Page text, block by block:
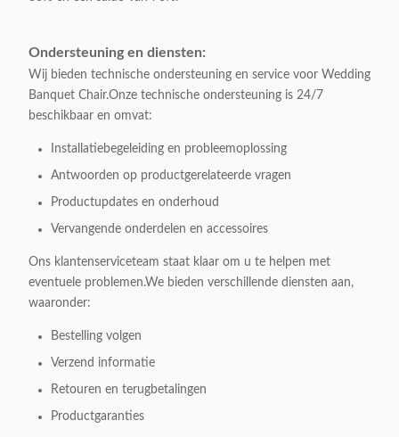
Ondersteuning en diensten:
Wij bieden technische ondersteuning en service voor Wedding
Banquet Chair.Onze technische ondersteuning is 24/7
beschikbaar en omvat:
Installatiebegeleiding en probleemoplossing
Antwoorden op productgerelateerde vragen
Productupdates en onderhoud
Vervangende onderdelen en accessoires
Ons klantenserviceteam staat klaar om u te helpen met
eventuele problemen.We bieden verschillende diensten aan,
waaronder:
Bestelling volgen
Verzend informatie
Retouren en terugbetalingen
Productgaranties